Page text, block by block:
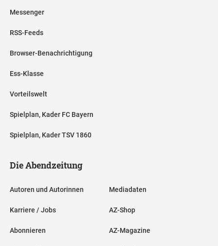
Messenger
RSS-Feeds
Browser-Benachrichtigung
Ess-Klasse
Vorteilswelt
Spielplan, Kader FC Bayern
Spielplan, Kader TSV 1860
Die Abendzeitung
Autoren und Autorinnen
Karriere / Jobs
Abonnieren
Mediadaten
AZ-Shop
AZ-Magazine